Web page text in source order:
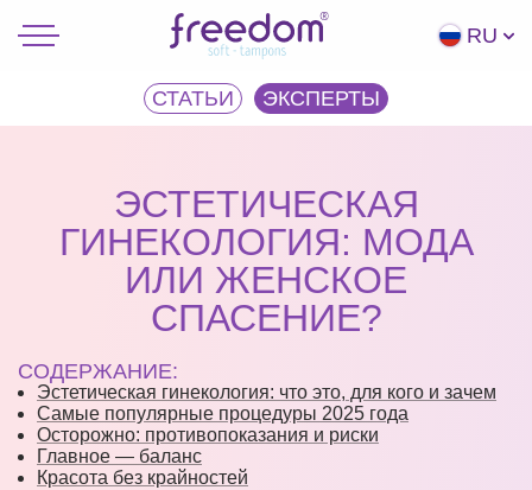
RU
СТАТЬИ ЭКCПЕРТЫ
ЭСТЕТИЧЕСКАЯ
ГИНЕКОЛОГИЯ: МОДА
ИЛИ ЖЕНСКОЕ
СПАСЕНИЕ?
СОДЕРЖАНИЕ:
Эстетическая гинекология: что это, для кого и зачем
Самые популярные процедуры 2025 года
Осторожно: противопоказания и риски
Главное — баланс
Красота без крайностей